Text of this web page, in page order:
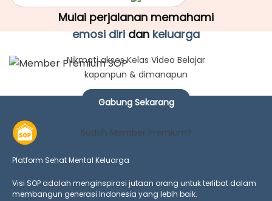
Mulai perjalanan memahami
emosi diridankeluarga
Nikmati akses Kelas Video Belajar
kapanpun & dimanapun
Gabung Sekarang
Sudah Member Premium?
Platform Sehat Mental Keluarga
Visi SOP adalah menginspirasi jutaan orang untuk terlibat dalam
membangun generasi Indonesia yang lebih baik.